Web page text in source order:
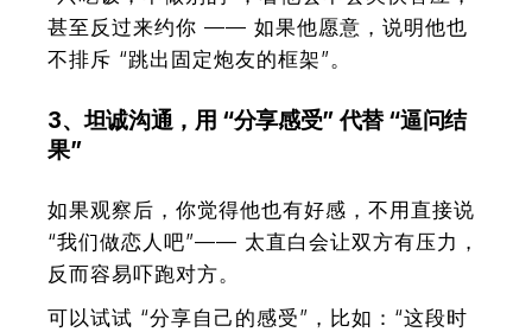
甚至反过来约你 —— 如果他愿意，说明他也
不排斥 “跳出固定炮友的框架”。
3、坦诚沟通，用 “分享感受” 代替 “逼问结
果”
如果观察后，你觉得他也有好感，不用直接说
“我们做恋人吧”—— 太直白会让双方有压力，
反而容易吓跑对方。
可以试试 “分享自己的感受”，比如：“这段时